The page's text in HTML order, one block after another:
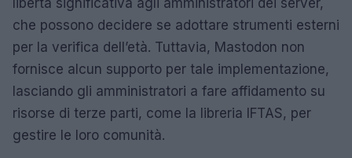
che possono decidere se adottare strumenti esterni
per la verifica dell’età. Tuttavia, Mastodon non
fornisce alcun supporto per tale implementazione,
lasciando gli amministratori a fare affidamento su
risorse di terze parti, come la libreria IFTAS, per
gestire le loro comunità.